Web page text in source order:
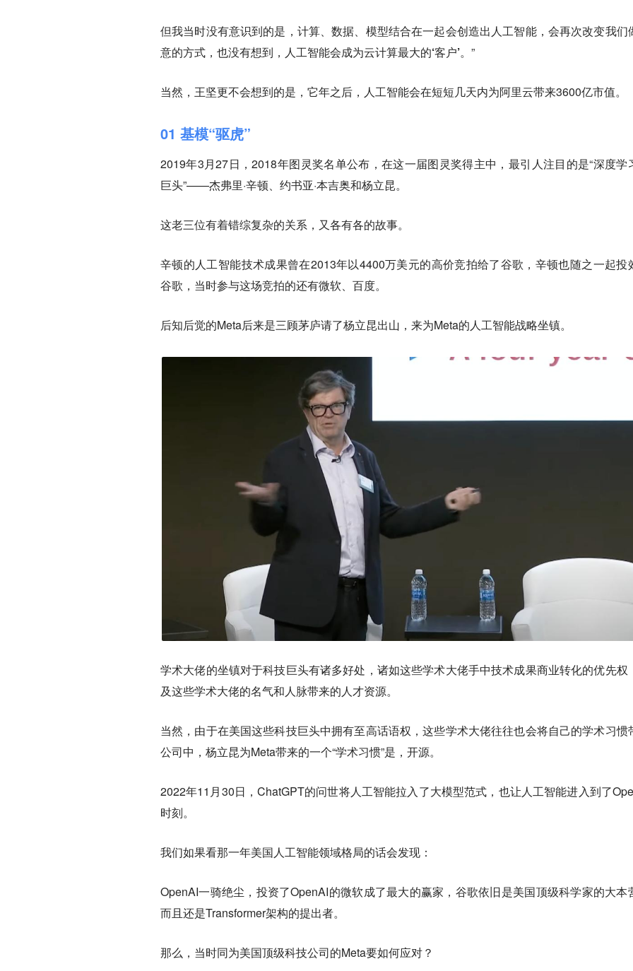
但我当时没有意识到的是，计算、数据、模型结合在一起会创造出人工智能，会再次改变我们
意的方式，也没有想到，人工智能会成为云计算最大的‘客户’。”
当然，王坚更不会想到的是，它年之后，人工智能会在短短几天内为阿里云带来3600亿市值。
01 基模“驱虎”
2019年3月27日，2018年图灵奖名单公布，在这一届图灵奖得主中，最引人注目的是“深度学
巨头”——杰弗里·辛顿、约书亚·本吉奥和杨立昆。
这老三位有着错综复杂的关系，又各有各的故事。
辛顿的人工智能技术成果曾在2013年以4400万美元的高价竞拍给了谷歌，辛顿也随之一起投
谷歌，当时参与这场竞拍的还有微软、百度。
后知后觉的Meta后来是三顾茅庐请了杨立昆出山，来为Meta的人工智能战略坐镇。
学术大佬的坐镇对于科技巨头有诸多好处，诸如这些学术大佬手中技术成果商业转化的优先权
及这些学术大佬的名气和人脉带来的人才资源。
当然，由于在美国这些科技巨头中拥有至高话语权，这些学术大佬往往也会将自己的学术习惯
公司中，杨立昆为Meta带来的一个“学术习惯”是，开源。
2022年11月30日，ChatGPT的问世将人工智能拉入了大模型范式，也让人工智能进入到了
时刻。
我们如果看那一年美国人工智能领域格局的话会发现：
OpenAI一骑绝尘，投资了OpenAI的微软成了最大的赢家，谷歌依旧是美国顶级科学家的大本
而且还是Transformer架构的提出者。
那么，当时同为美国顶级科技公司的Meta要如何应对？